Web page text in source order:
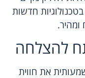
חדשות
להצלחה
את חווית